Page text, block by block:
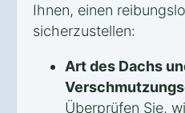
Ihnen, einen
sicherzustellen:
Art des Dachs
Überprüfen Sie,